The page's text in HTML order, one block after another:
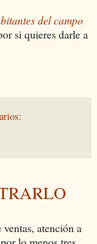
del campo
si quieres darle a
atención a